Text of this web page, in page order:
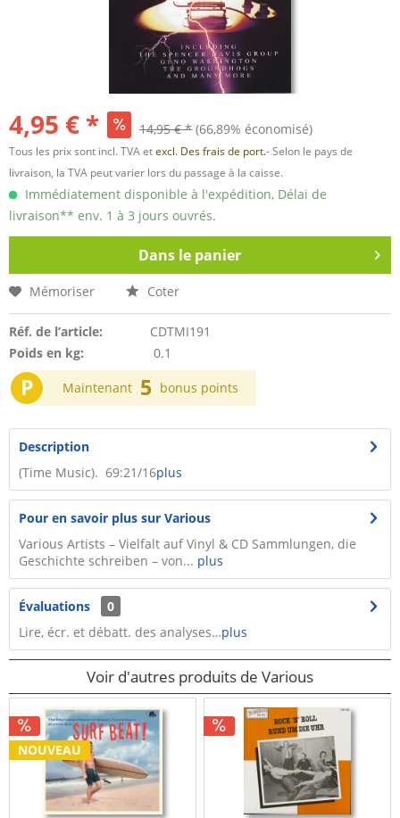
4,95 € * 14,95 € * (66,89% économisé)
Tous les prix sont incl. TVA etexcl. Des frais de port.- Selon le pays de
livraison, la TVA peut varier lors du passage à la caisse.
Immédiatement disponible à l'expédition, Délai de
livraison** env. 1 à 3 jours ouvrés.
Dans le panier
Mémoriser Coter
Réf. de l’article:
CDTMI191
Poids en kg:
0.1
P Maintenant 5 bonus points
Description
(Time Music). 69:21/16plus
Pour en savoir plus sur Various
Various Artists – Vielfalt auf Vinyl & CD Sammlungen, die
Geschichte schreiben – von... plus
Évaluations
0
Lire, écr. et débatt. des analyses…plus
Voir d'autres produits de Various
NOUVEAU